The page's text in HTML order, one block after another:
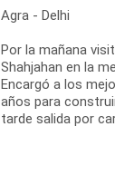
Agra - Delhi
Por la mañana
Shahjahan en la
Encargó a los
años para
tarde salida por